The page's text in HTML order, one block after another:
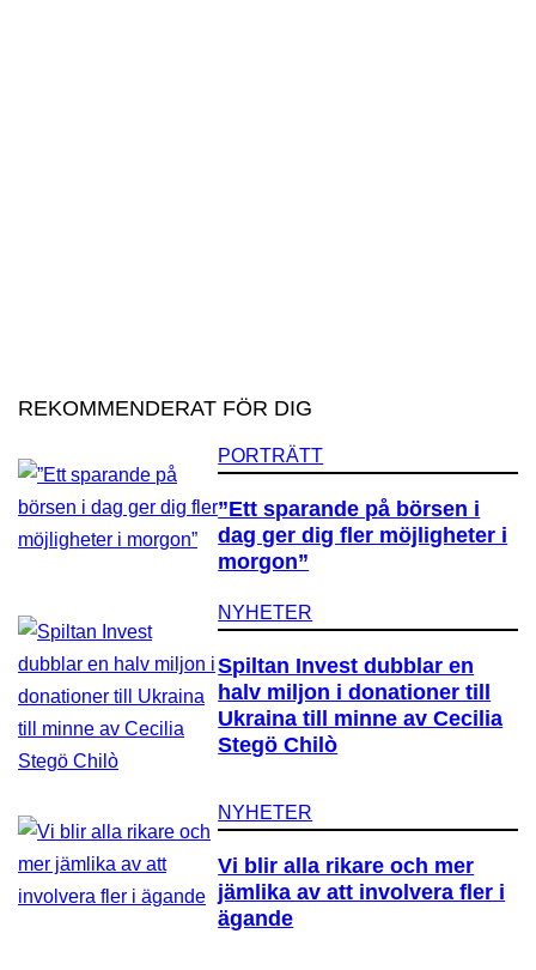
REKOMMENDERAT FÖR DIG
PORTRÄTT
”Ett sparande på börsen i
dag ger dig fler möjligheter i
morgon”
NYHETER
Spiltan Invest dubblar en
halv miljon i donationer till
Ukraina till minne av Cecilia
Stegö Chilò
NYHETER
Vi blir alla rikare och mer
jämlika av att involvera fler i
ägande